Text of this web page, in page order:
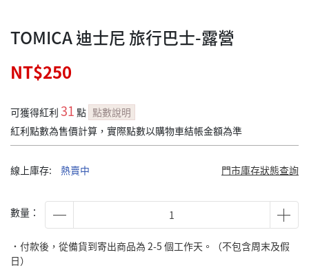
TOMICA 迪士尼 旅行巴士-露營
NT$250
可獲得紅利 31 點 點數說明
紅利點數為售價計算，實際點數以購物車結帳金額為準
線上庫存: 熱賣中 門市庫存狀態查詢
數量：
˙付款後，從備貨到寄出商品為 2-5 個工作天。（不包含周末及假
日）